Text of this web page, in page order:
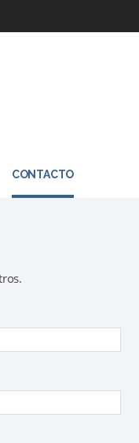
CONTACTO